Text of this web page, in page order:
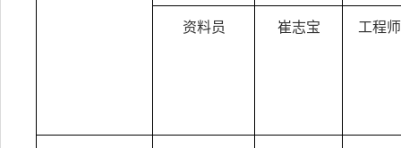
资料员 崔志宝 工程师